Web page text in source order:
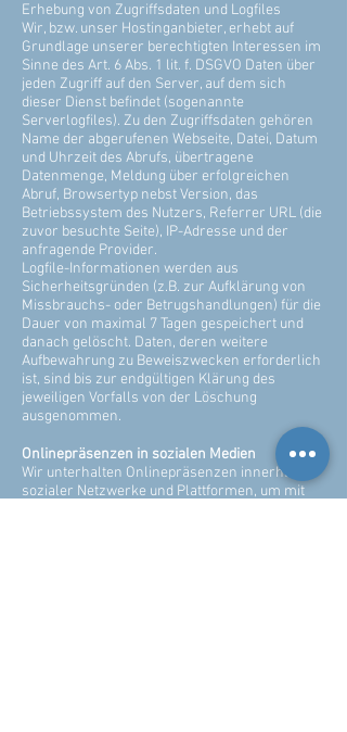
Erhebung von Zugriffsdaten und Logfiles
Wir, bzw. unser Hostinganbieter, erhebt auf
Grundlage unserer berechtigten Interessen im
Sinne des Art. 6 Abs. 1 lit. f. DSGVO Daten über
jeden Zugriff auf den Server, auf dem sich
dieser Dienst befindet (sogenannte
Serverlogfiles). Zu den Zugriffsdaten gehören
Name der abgerufenen Webseite, Datei, Datum
und Uhrzeit des Abrufs, übertragene
Datenmenge, Meldung über erfolgreichen
Abruf, Browsertyp nebst Version, das
Betriebssystem des Nutzers, Referrer URL (die
zuvor besuchte Seite), IP-Adresse und der
anfragende Provider.
Logfile-Informationen werden aus
Sicherheitsgründen (z.B. zur Aufklärung von
Missbrauchs- oder Betrugshandlungen) für die
Dauer von maximal 7 Tagen gespeichert und
danach gelöscht. Daten, deren weitere
Aufbewahrung zu Beweiszwecken erforderlich
ist, sind bis zur endgültigen Klärung des
jeweiligen Vorfalls von der Löschung
ausgenommen.
Onlinepräsenzen in sozialen Medien
Wir unterhalten Onlinepräsenzen innerhalb
sozialer Netzwerke und Plattformen, um mit